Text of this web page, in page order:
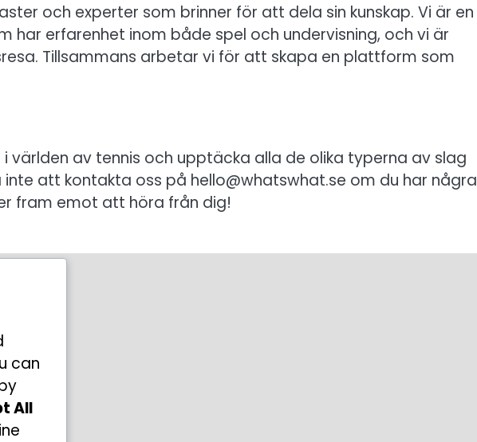
och experter som brinner för att dela sin kunskap. Vi är en
har erfarenhet inom både spel och undervisning, och vi är
Tillsammans arbetar vi för att skapa en plattform som
världen av tennis och upptäcka alla de olika typerna av slag
inte att kontakta oss på hello@whatswhat.se om du har några
fram emot att höra från dig!
can
All